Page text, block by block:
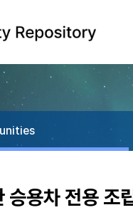
승용차 전용 조